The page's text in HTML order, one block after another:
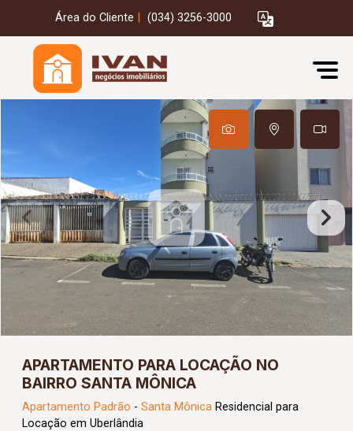
Área do Cliente (034) 3256-3000
APARTAMENTO PARA LOCAÇÃO NO
BAIRRO SANTA MÔNICA
Apartamento Padrão - Santa Mônica Residencial para
Locação em Uberlândia